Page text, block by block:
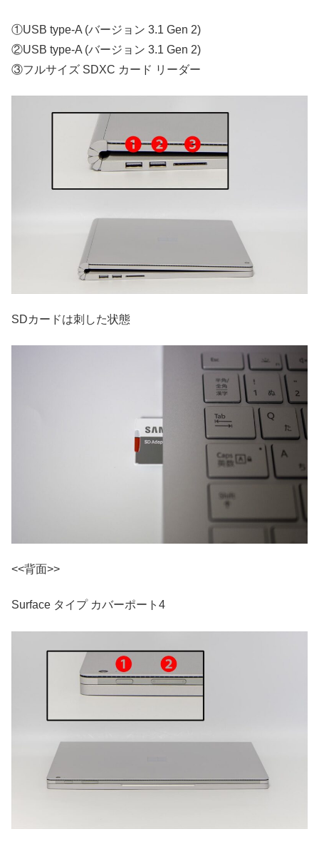
①USB type-A (バージョン 3.1 Gen 2)
②USB type-A (バージョン 3.1 Gen 2)
③フルサイズ SDXC カード リーダー
SDカードは刺した状態
<<背面>>
Surface タイプ カバーポート4